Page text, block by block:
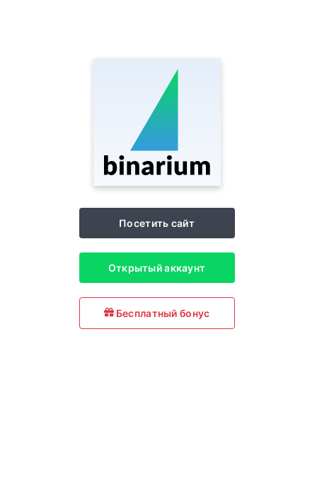
Посетить сайт
Открытый аккаунт
Бесплатный бонус